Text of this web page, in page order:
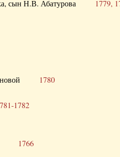
сын Н.В. Абатурова 1779,
1780
1782
1766